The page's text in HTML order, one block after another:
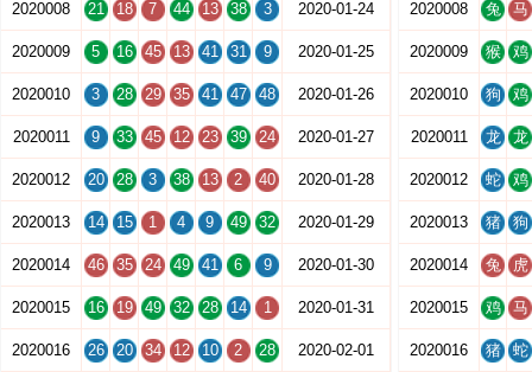
2020008 21 18 7 44 13 38 3 2020-01-24
2020009 5 16 45 13 41 31 9 2020-01-25
2020010 3 28 29 35 41 47 48 2020-01-26
2020011 9 33 45 12 23 39 24 2020-01-27
2020012 20 28 3 38 13 2 40 2020-01-28
2020013 14 15 1 4 9 49 32 2020-01-29
2020014 46 35 24 49 41 6 9 2020-01-30
2020015 16 19 49 32 28 14 1 2020-01-31
2020016 26 20 34 12 10 2 28 2020-02-01
2020008 兔 马
2020009 猴 鸡
2020010 狗 鸡
2020011 龙 龙
2020012 蛇 鸡
2020013 猪 狗
2020014 兔 虎
2020015 鸡 马
2020016 猪 蛇